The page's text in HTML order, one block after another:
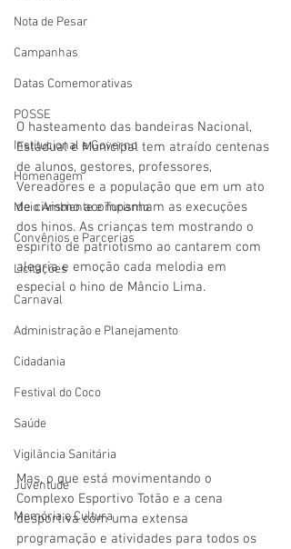
Nota de Pesar
Campanhas
Datas Comemorativas
POSSE
Institucional e Governo
Homenagem
Meio Ambiente e Turismo
Convênios e Parcerias
Licitações
Carnaval
Administração e Planejamento
Cidadania
Festival do Coco
Saúde
Vigilãncia Sanitária
Juventude
Memória e Cultura
O hasteamento das bandeiras Nacional,
Estadual e Municipal tem atraído centenas
de alunos, gestores, professores,
Vereadores e a população que em um ato
de civismo acompanham as execuções
dos hinos. As crianças tem mostrando o
espirito de patriotismo ao cantarem com
alegria e emoção cada melodia em
especial o hino de Mâncio Lima.
Mas, o que está movimentando o
Complexo Esportivo Totão e a cena
desportiva com uma extensa
programação e atividades para todos os